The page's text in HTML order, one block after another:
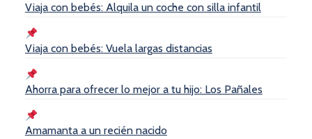
Viaja con bebés: Alquila un coche con silla infantil
Viaja con bebés: Vuela largas distancias
Ahorra para ofrecer lo mejor a tu hijo: Los Pañales
Amamanta a un recién nacido